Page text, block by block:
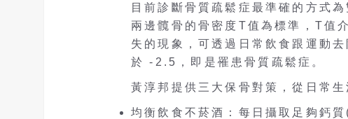
目前診斷骨質疏鬆症最準確的方式
兩邊髖骨的骨密度T值為標準，T值
失的現象，可透過日常飲食跟運動
於 -2.5，即是罹患骨質疏鬆症。
黃淳邦提供三大保骨對策，從日常
均衡飲食不菸酒：每日攝取足夠